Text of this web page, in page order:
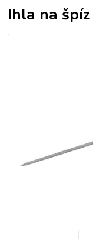
Ihla na